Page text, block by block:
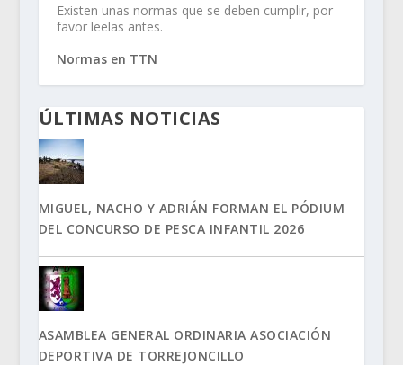
Existen unas normas que se deben cumplir, por
favor leelas antes.
Normas en TTN
ÚLTIMAS NOTICIAS
MIGUEL, NACHO Y ADRIÁN FORMAN EL PÓDIUM
DEL CONCURSO DE PESCA INFANTIL 2026
ASAMBLEA GENERAL ORDINARIA ASOCIACIÓN
DEPORTIVA DE TORREJONCILLO